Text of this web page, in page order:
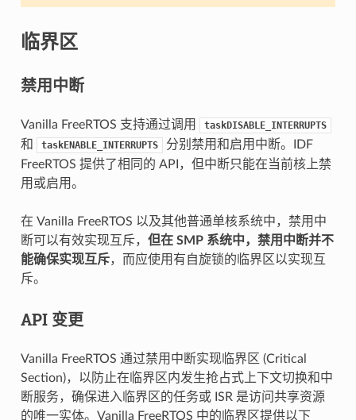
临界区
禁用中断
Vanilla FreeRTOS 支持通过调用 taskDISABLE_INTERRUPTS
和 taskENABLE_INTERRUPTS
分别禁用和启用中断。IDF
FreeRTOS 提供了相同的 API，但中断只能在当前核上禁
用或启用。
在 Vanilla FreeRTOS 以及其他普通单核系统中，禁用中
断可以有效实现互斥， 但在 SMP 系统中，禁用中断并不
能确保实现互斥，而应使用有自旋锁的临界区以实现互
斥。
API 变更
Vanilla FreeRTOS 通过禁用中断实现临界区 (Critical
Section)，以防止在临界区内发生抢占式上下文切换和中
断服务，确保进入临界区的任务或 ISR 是访问共享资源
的唯一实体。Vanilla FreeRTOS 中的临界区提供以下